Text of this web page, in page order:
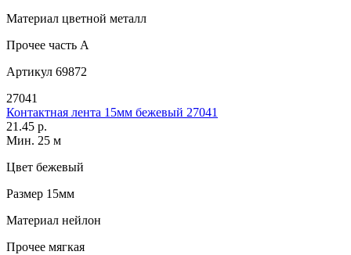
Материал цветной металл
Прочее часть A
Артикул 69872
27041
Контактная лента 15мм бежевый 27041
21.45 р.
Мин. 25 м
Цвет бежевый
Размер 15мм
Материал нейлон
Прочее мягкая